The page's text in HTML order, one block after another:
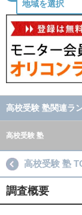
高校受験 塾関連ラ
高校受験 塾
高校受験 塾
調査概要